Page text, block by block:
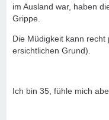
im Ausland war, haben
Grippe.
Die Müdigkeit kann
ersichtlichen Grund).
Ich bin 35, fühle mich